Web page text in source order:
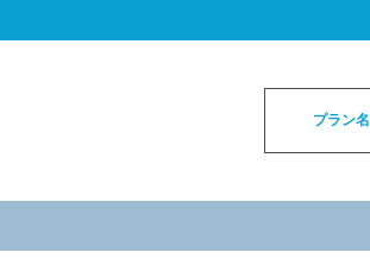
プラン名